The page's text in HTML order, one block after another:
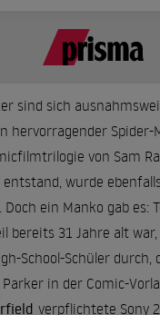
sind sich
hervorragender Spider-
von Sam
wurde
ein Manko gab es:
bereits 31 Jahre alt
School-Schüler durch,
in der Comic-
verpflichtete Sony